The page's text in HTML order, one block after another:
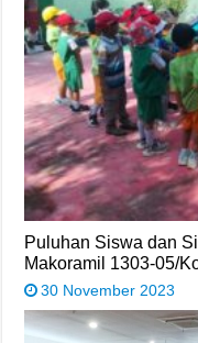
Puluhan Siswa dan
Makoramil 1303-05/
30 November 2023